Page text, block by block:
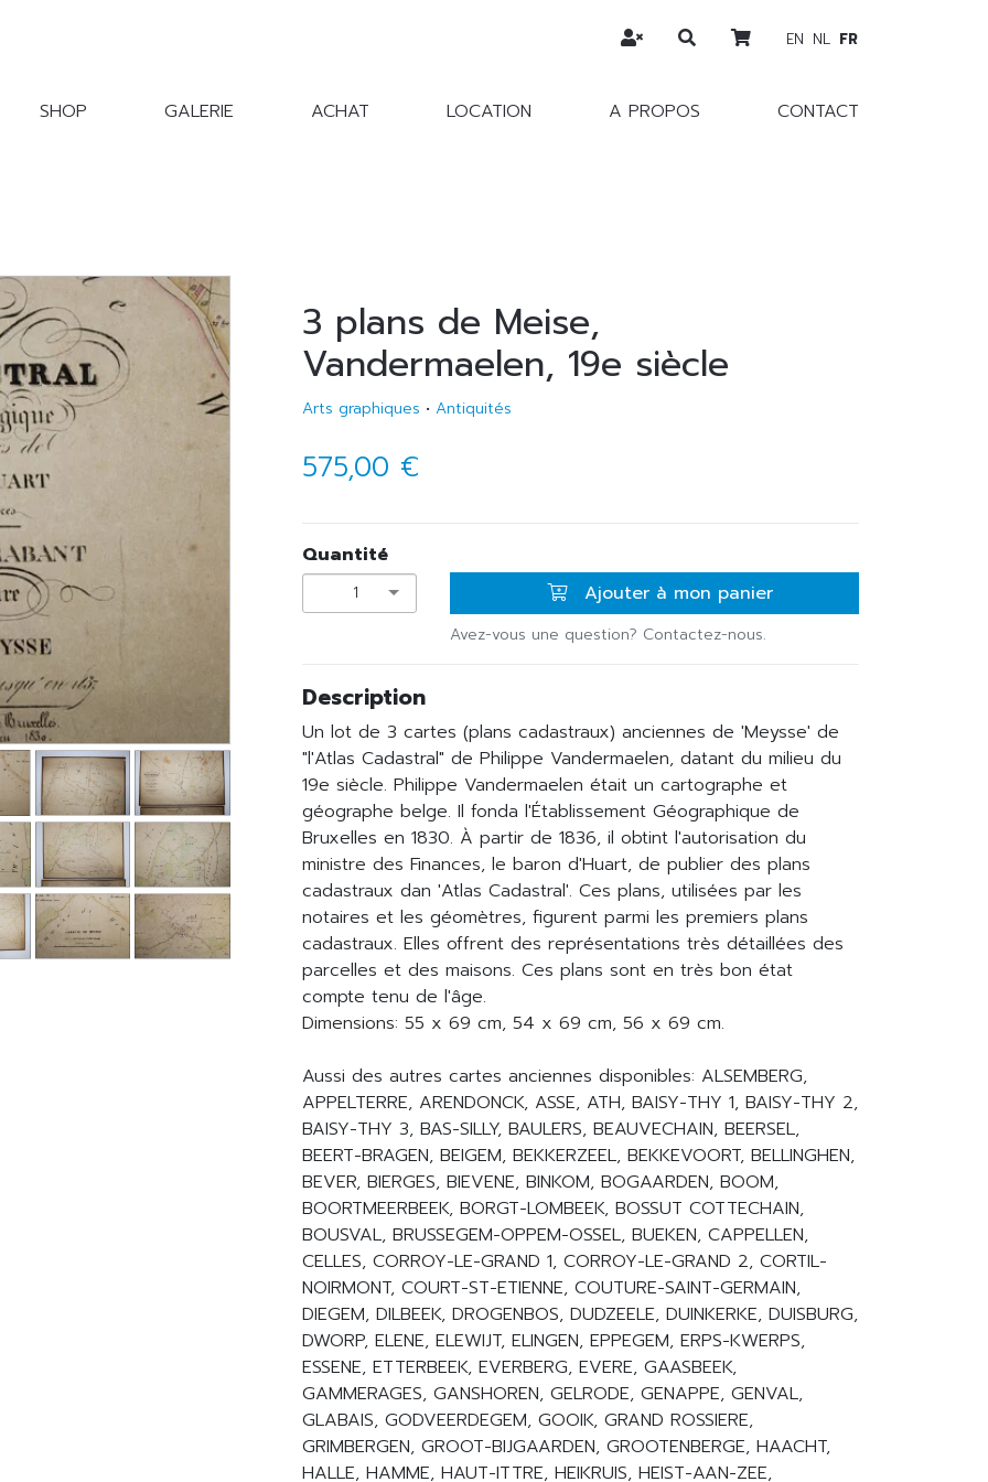
SHOP GALERIE ACHAT LOCATION A PROPOS CONTACT
EN NL FR
3 plans de Meise,
Vandermaelen, 19e siècle
Arts graphiques • Antiquités
575,00 €
Quantité
1 Ajouter à mon panier
Avez-vous une question? Contactez-nous.
Description
Un lot de 3 cartes (plans cadastraux) anciennes de 'Meysse' de
"l'Atlas Cadastral" de Philippe Vandermaelen, datant du milieu du
19e siècle. Philippe Vandermaelen était un cartographe et
géographe belge. Il fonda l'Établissement Géographique de
Bruxelles en 1830. À partir de 1836, il obtint l'autorisation du
ministre des Finances, le baron d'Huart, de publier des plans
cadastraux dan 'Atlas Cadastral'. Ces plans, utilisées par les
notaires et les géomètres, figurent parmi les premiers plans
cadastraux. Elles offrent des représentations très détaillées des
parcelles et des maisons. Ces plans sont en très bon état
compte tenu de l'âge.
Dimensions: 55 x 69 cm, 54 x 69 cm, 56 x 69 cm.
Aussi des autres cartes anciennes disponibles: ALSEMBERG,
APPELTERRE, ARENDONCK, ASSE, ATH, BAISY-THY 1, BAISY-THY 2,
BAISY-THY 3, BAS-SILLY, BAULERS, BEAUVECHAIN, BEERSEL,
BEERT-BRAGEN, BEIGEM, BEKKERZEEL, BEKKEVOORT, BELLINGHEN,
BEVER, BIERGES, BIEVENE, BINKOM, BOGAARDEN, BOOM,
BOORTMEERBEEK, BORGT-LOMBEEK, BOSSUT COTTECHAIN,
BOUSVAL, BRUSSEGEM-OPPEM-OSSEL, BUEKEN, CAPPELLEN,
CELLES, CORROY-LE-GRAND 1, CORROY-LE-GRAND 2, CORTIL-
NOIRMONT, COURT-ST-ETIENNE, COUTURE-SAINT-GERMAIN,
DIEGEM, DILBEEK, DROGENBOS, DUDZEELE, DUINKERKE, DUISBURG,
DWORP, ELENE, ELEWIJT, ELINGEN, EPPEGEM, ERPS-KWERPS,
ESSENE, ETTERBEEK, EVERBERG, EVERE, GAASBEEK,
GAMMERAGES, GANSHOREN, GELRODE, GENAPPE, GENVAL,
GLABAIS, GODVEERDEGEM, GOOIK, GRAND ROSSIERE,
GRIMBERGEN, GROOT-BIJGAARDEN, GROOTENBERGE, HAACHT,
HALLE, HAMME, HAUT-ITTRE, HEIKRUIS, HEIST-AAN-ZEE,